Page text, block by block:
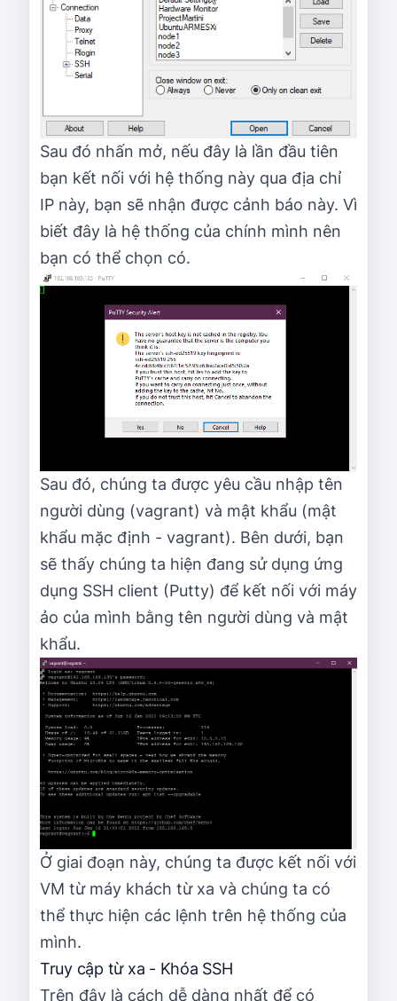
Sau đó nhấn mở, nếu đây là lần đầu tiên
bạn kết nối với hệ thống này qua địa chỉ
IP này, bạn sẽ nhận được cảnh báo này. Vì
biết đây là hệ thống của chính mình nên
bạn có thể chọn có.
Sau đó, chúng ta được yêu cầu nhập tên
người dùng (vagrant) và mật khẩu (mật
khẩu mặc định - vagrant). Bên dưới, bạn
sẽ thấy chúng ta hiện đang sử dụng ứng
dụng SSH client (Putty) để kết nối với máy
ảo của mình bằng tên người dùng và mật
khẩu.
Ở giai đoạn này, chúng ta được kết nối với
VM từ máy khách từ xa và chúng ta có
thể thực hiện các lệnh trên hệ thống của
mình.
Truy cập từ xa - Khóa SSH
Trên đây là cách dễ dàng nhất để có